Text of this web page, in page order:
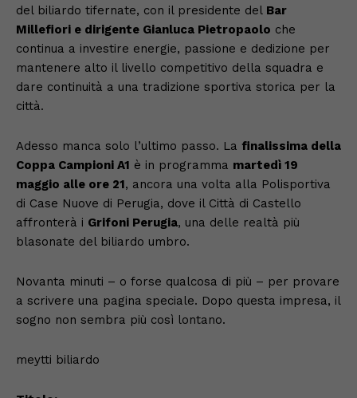
del biliardo tifernate, con il presidente del Bar
Millefiori e dirigente Gianluca Pietropaolo che
continua a investire energie, passione e dedizione per
mantenere alto il livello competitivo della squadra e
dare continuità a una tradizione sportiva storica per la
città.
Adesso manca solo l’ultimo passo. La finalissima della
Coppa Campioni A1 è in programma martedì 19
maggio alle ore 21, ancora una volta alla Polisportiva
di Case Nuove di Perugia, dove il Città di Castello
affronterà i Grifoni Perugia, una delle realtà più
blasonate del biliardo umbro.
Novanta minuti – o forse qualcosa di più – per provare
a scrivere una pagina speciale. Dopo questa impresa, il
sogno non sembra più così lontano.
meytti biliardo